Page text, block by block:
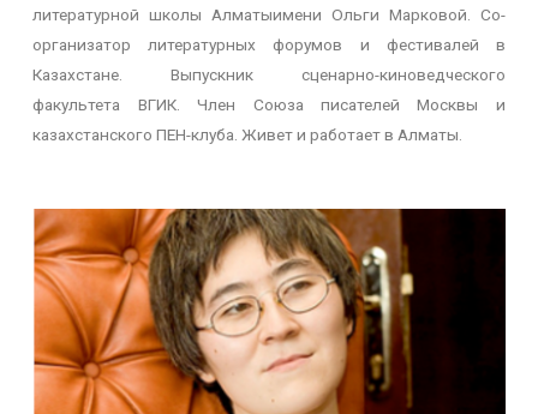
литературной школы Алматыимени Ольги Марковой. Со-
организатор литературных форумов и фестивалей в
Казахстане. Выпускник сценарно-киноведческого
факультета ВГИК. Член Союза писателей Москвы и
казахстанского ПЕН-клуба. Живет и работает в Алматы.